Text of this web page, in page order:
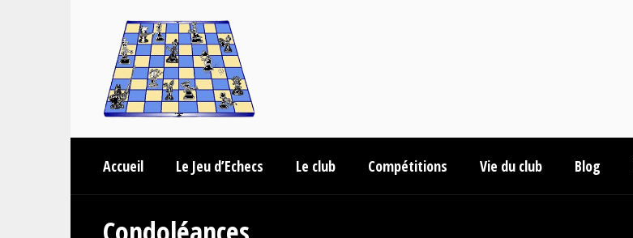
Accueil Le Jeu d’Echecs Le club Compétitions Vie du club Blog